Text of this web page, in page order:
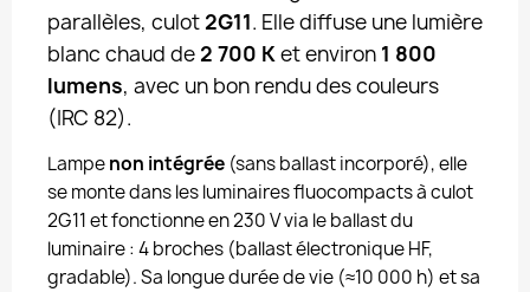
parallèles, culot 2G11. Elle diffuse une lumière
blanc chaud de 2 700 Ket environ 1 800
lumens, avec un bon rendu des couleurs
(IRC 82).
Lampenon intégrée (sans ballast incorporé), elle
se monte dans les luminaires fluocompacts à culot
2G11 et fonctionne en 230 V via le ballast du
luminaire : 4 broches (ballast électronique HF,
gradable). Sa longue durée de vie (≈10 000 h) et sa